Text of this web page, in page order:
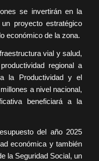
se invertirán en la
proyecto estratégico
económico de la zona.
vial y salud,
regional a
la Productividad y el
a nivel nacional,
beneficiará a la
del año 2025
económica y también
la Seguridad Social, un